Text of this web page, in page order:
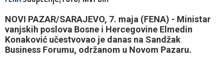
NOVI PAZAR/SARAJEVO, 7. maja (FENA) - Ministar
vanjskih poslova Bosne i Hercegovine Elmedin
Konaković učestvovao je danas na Sandžak
Business Forumu, održanom u Novom Pazaru.